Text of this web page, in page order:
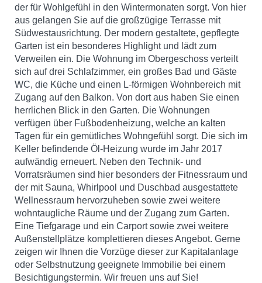
der für Wohlgefühl in den Wintermonaten sorgt. Von hier
aus gelangen Sie auf die großzügige Terrasse mit
Südwestausrichtung. Der modern gestaltete, gepflegte
Garten ist ein besonderes Highlight und lädt zum
Verweilen ein. Die Wohnung im Obergeschoss verteilt
sich auf drei Schlafzimmer, ein großes Bad und Gäste
WC, die Küche und einen L-förmigen Wohnbereich mit
Zugang auf den Balkon. Von dort aus haben Sie einen
herrlichen Blick in den Garten. Die Wohnungen
verfügen über Fußbodenheizung, welche an kalten
Tagen für ein gemütliches Wohngefühl sorgt. Die sich im
Keller befindende Öl-Heizung wurde im Jahr 2017
aufwändig erneuert. Neben den Technik- und
Vorratsräumen sind hier besonders der Fitnessraum und
der mit Sauna, Whirlpool und Duschbad ausgestattete
Wellnessraum hervorzuheben sowie zwei weitere
wohntaugliche Räume und der Zugang zum Garten.
Eine Tiefgarage und ein Carport sowie zwei weitere
Außenstellplätze komplettieren dieses Angebot. Gerne
zeigen wir Ihnen die Vorzüge dieser zur Kapitalanlage
oder Selbstnutzung geeignete Immobilie bei einem
Besichtigungstermin. Wir freuen uns auf Sie!